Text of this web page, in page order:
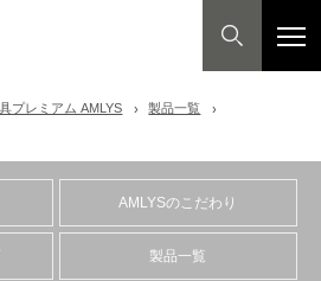
プレミアム AMLYS
製品一覧
AMLYSのこだわり
製品一覧